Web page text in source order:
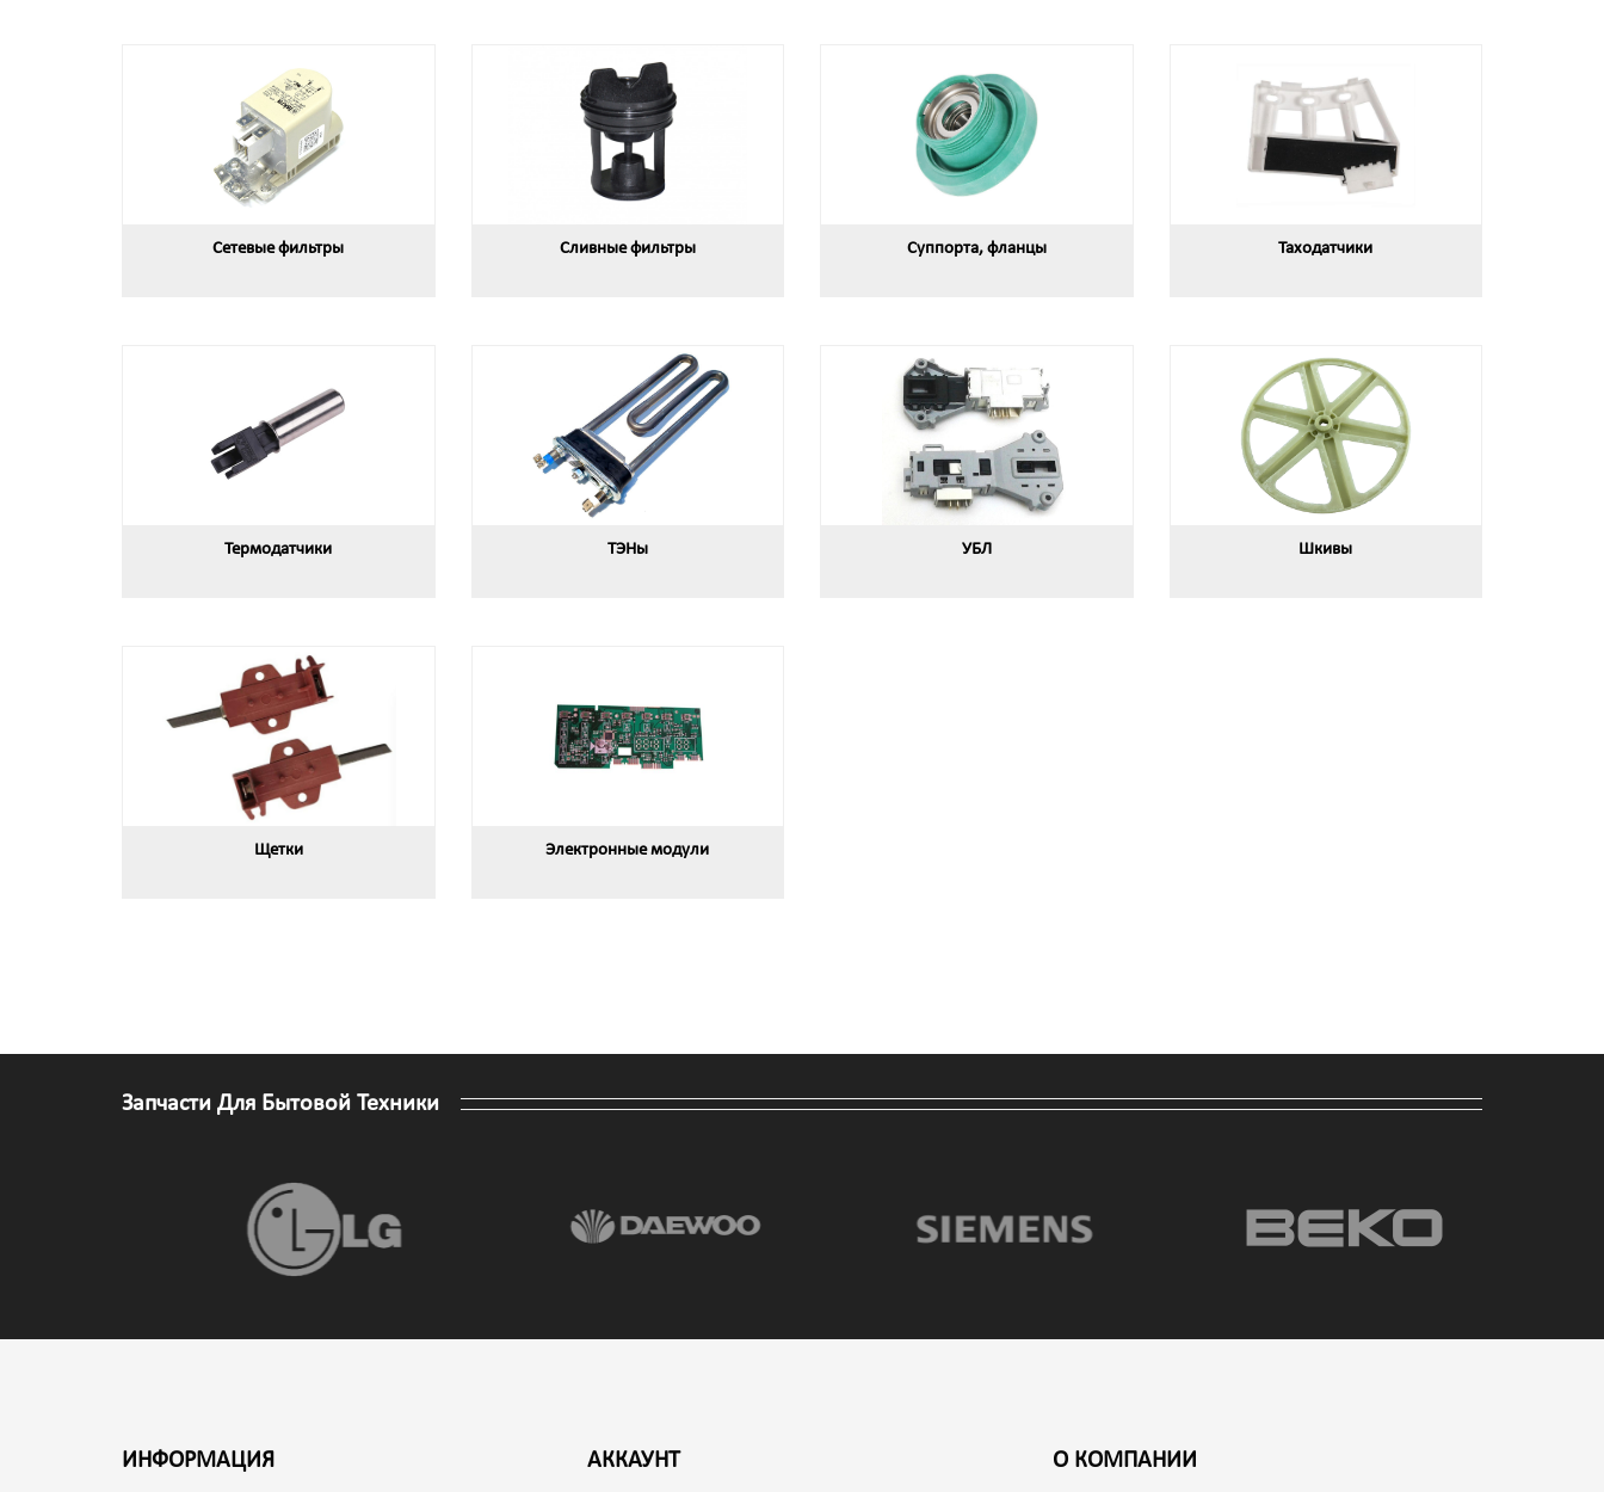
Сетевые фильтры Сливные фильтры Суппорта, фланцы Таходатчики
Термодатчики ТЭНы УБЛ Шкивы
Щетки Электронные модули
Запчасти Для Бытовой Техники
ИНФОРМАЦИЯ АККАУНТ О КОМПАНИИ